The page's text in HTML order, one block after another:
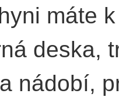
máte
deska,
nádobí,